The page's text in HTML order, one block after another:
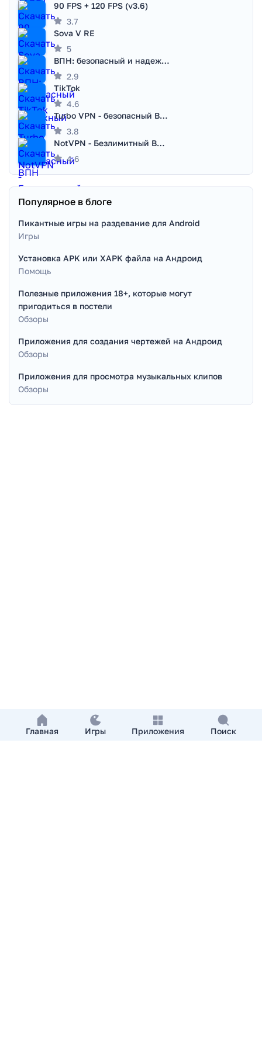
Главная Игры Приложения Поиск
90 FPS + 120 FPS (v3.6)
3.7
Sova V RE
5
ВПН: безопасный и надежный VPN
2.9
TikTok
4.6
Turbo VPN - безопасный ВПН
3.8
NotVPN - Безлимитный ВПН | VPN
4.6
Популярное в блоге
Пикантные игры на раздевание для Android
Игры
Установка APK или XAPK файла на Андроид
Помощь
Полезные приложения 18+, которые могут
пригодиться в постели
Обзоры
Приложения для создания чертежей на Андроид
Обзоры
Приложения для просмотра музыкальных клипов
Обзоры